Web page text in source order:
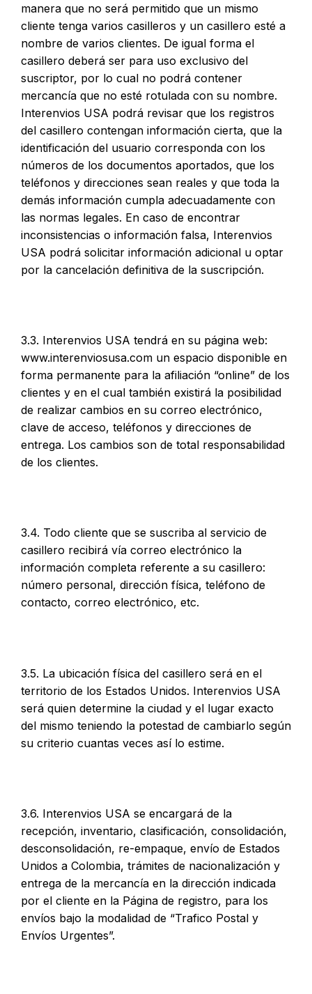
manera que no será permitido que un mismo
cliente tenga varios casilleros y un casillero esté a
nombre de varios clientes. De igual forma el
casillero deberá ser para uso exclusivo del
suscriptor, por lo cual no podrá contener
mercancía que no esté rotulada con su nombre.
Interenvios USA podrá revisar que los registros
del casillero contengan información cierta, que la
identificación del usuario corresponda con los
números de los documentos aportados, que los
teléfonos y direcciones sean reales y que toda la
demás información cumpla adecuadamente con
las normas legales. En caso de encontrar
inconsistencias o información falsa, Interenvios
USA podrá solicitar información adicional u optar
por la cancelación definitiva de la suscripción.
3.3. Interenvios USA tendrá en su página web:
www.interenviosusa.com un espacio disponible en
forma permanente para la afiliación “online” de los
clientes y en el cual también existirá la posibilidad
de realizar cambios en su correo electrónico,
clave de acceso, teléfonos y direcciones de
entrega. Los cambios son de total responsabilidad
de los clientes.
3.4. Todo cliente que se suscriba al servicio de
casillero recibirá vía correo electrónico la
información completa referente a su casillero:
número personal, dirección física, teléfono de
contacto, correo electrónico, etc.
3.5. La ubicación física del casillero será en el
territorio de los Estados Unidos. Interenvios USA
será quien determine la ciudad y el lugar exacto
del mismo teniendo la potestad de cambiarlo según
su criterio cuantas veces así lo estime.
3.6. Interenvios USA se encargará de la
recepción, inventario, clasificación, consolidación,
desconsolidación, re-empaque, envío de Estados
Unidos a Colombia, trámites de nacionalización y
entrega de la mercancía en la dirección indicada
por el cliente en la Página de registro, para los
envíos bajo la modalidad de “Trafico Postal y
Envíos Urgentes”.